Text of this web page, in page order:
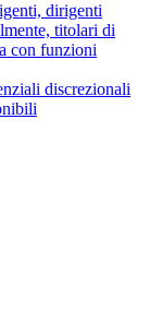
dirigenti
titolari di
con funzioni
discrezionali